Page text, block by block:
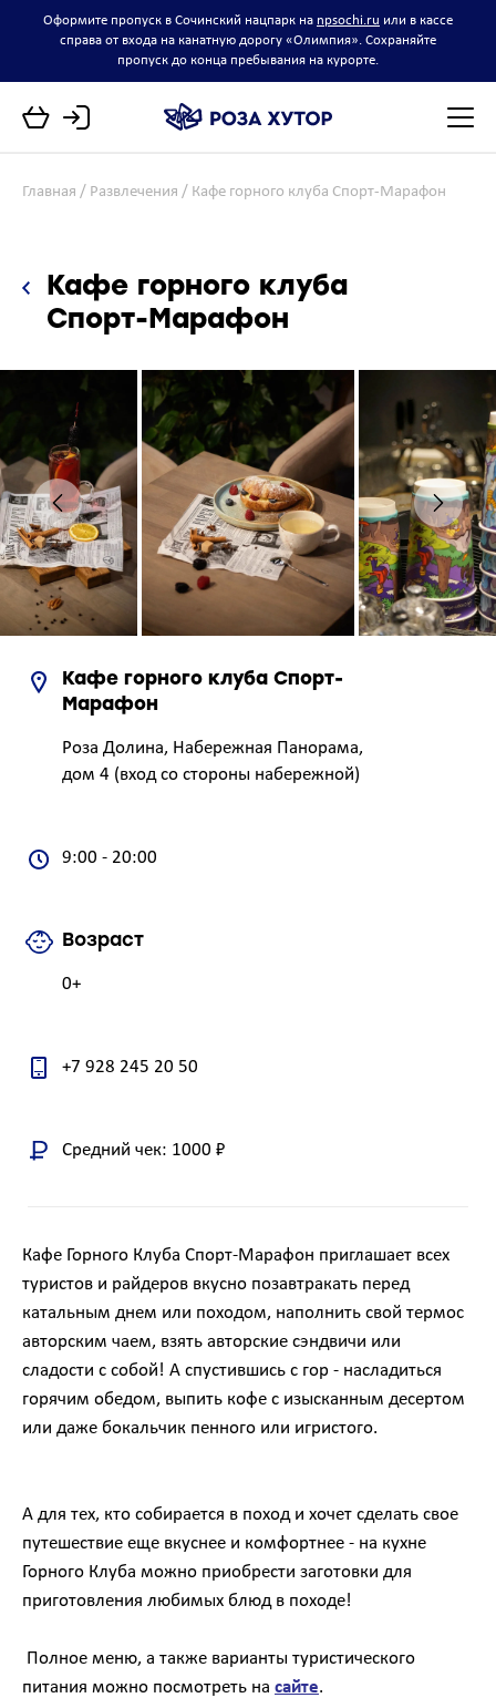
Оформите пропуск в Сочинский нацпарк на npsochi.ru или в кассе
справа от входа на канатную дорогу «Олимпия». Сохраняйте
пропуск до конца пребывания на курорте.
Главная Развлечения Кафе горного клуба Спорт-Марафон
Кафе горного клуба
Спорт-Марафон
Кафе горного клуба Спорт-
Марафон
Роза Долина, Набережная Панорама,
дом 4 (вход со стороны набережной)
9:00 - 20:00
Возраст
0+
+7 928 245 20 50
Средний чек: 1000 ₽
Кафе Горного Клуба Спорт-Марафон приглашает всех
туристов и райдеров вкусно позавтракать перед
катальным днем или походом, наполнить свой термос
авторским чаем, взять авторские сэндвичи или
сладости с собой! А спустившись с гор - насладиться
горячим обедом, выпить кофе с изысканным десертом
или даже бокальчик пенного или игристого.
А для тех, кто собирается в поход и хочет сделать свое
путешествие еще вкуснее и комфортнее - на кухне
Горного Клуба можно приобрести заготовки для
приготовления любимых блюд в походе!
Полное меню, а также варианты туристического
питания можно посмотреть на сайте.